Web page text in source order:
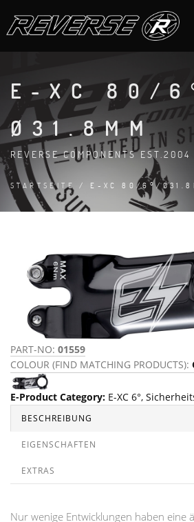
E-XC 80/
Ø31.8MM
REVERSE COMPONENTS EST.2004
STARTSEITE / E-XC 80/6°/
PART-NO: 01559
COLOUR (FIND MATCHING PRODUCTS):
E-Product Category: E-XC 6°,
BESCHREIBUNG
EIGENSCHAFTEN
EXTRAS
Nur wenige Entwicklungen haben eine